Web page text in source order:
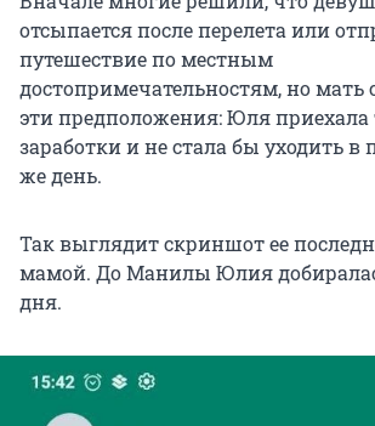
отсыпается после перелета или
путешествие по местным
достопримечательностям, но мать
эти предположения: Юля приехала
заработки и не стала бы уходить в
же день.
Так выглядит скриншот ее
мамой. До Манилы Юлия
дня.